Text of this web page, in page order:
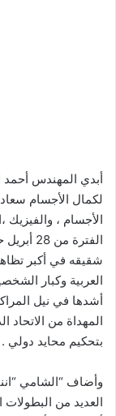
أبدي المهندس أحمد
لكمال الأجسام
الأجسام ،
شقيقه في أكبر
العربية وكبار
أشدها في نيل
المهداة من الاتحاد
بتحكيم محايد دولي .
وأضاف “الشامي
العديد من البطولات